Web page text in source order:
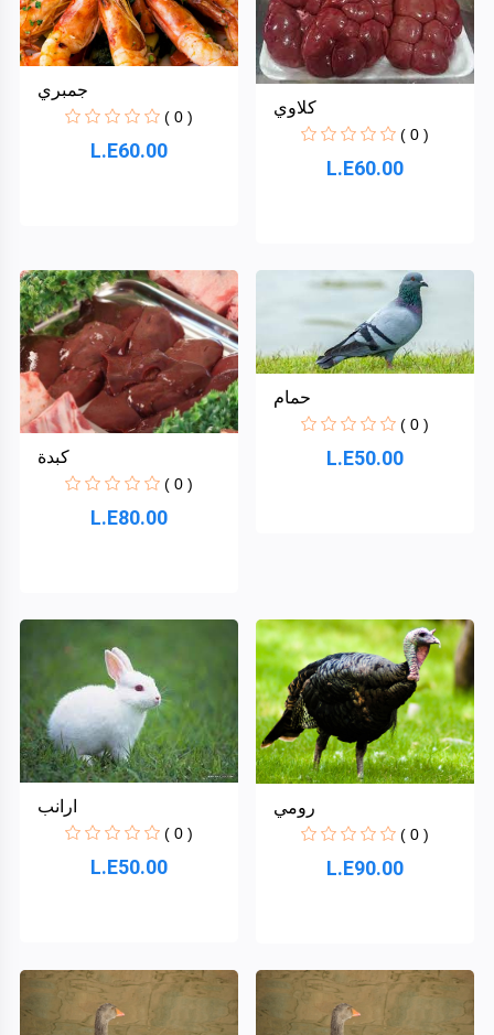
Vivatiqo
و عطور
تجار+
جمبري
( 0 )
L.E60.00
كلاوي
( 0 )
L.E60.00
كبدة
( 0 )
L.E80.00
حمام
( 0 )
L.E50.00
ارانب
( 0 )
L.E50.00
رومي
( 0 )
L.E90.00